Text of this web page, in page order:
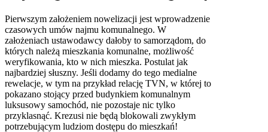
Pierwszym założeniem nowelizacji jest wprowadzenie
czasowych umów najmu komunalnego. W
założeniach ustawodawcy dałoby to samorządom, do
których należą mieszkania komunalne, możliwość
weryfikowania, kto w nich mieszka. Postulat jak
najbardziej słuszny. Jeśli dodamy do tego medialne
rewelacje, w tym na przykład relację TVN, w której to
pokazano stojący przed budynkiem komunalnym
luksusowy samochód, nie pozostaje nic tylko
przyklasnąć. Krezusi nie będą blokowali zwykłym
potrzebującym ludziom dostępu do mieszkań!